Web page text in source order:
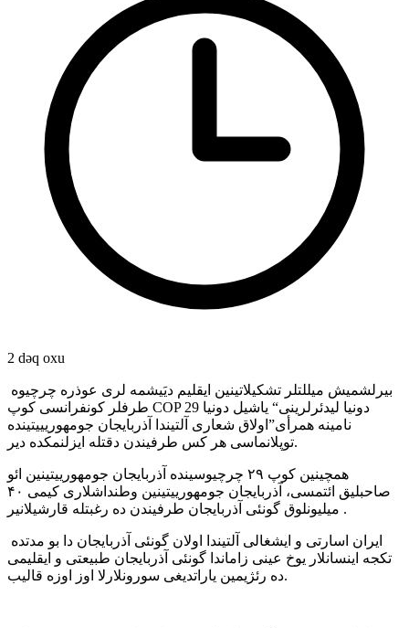
2 dəq oxu
طرفلر کونفرانسی کوپ COP 29 دونیا لیدئرلرینی“ یاشیل دونیا
نامینه همرأی”اولاق شعاری آلتیندا آذربایجان جومهوریییتینده
توپلانماسی هر کس طرفیندن دقتله ایزلنمکدهدیر.
همچینین کوپ ۲۹ چرچیوسینده آذربایجان جومهورییتینین ائو
صاحبلیق ائتمسی، آذربایجان جومهورییتینین وطنداشلاری کیمی ۴۰
میلیونلوق گونئی آذربایجان طرفیندن ده رغبتله قارشیلانیر .
تکجه اینسانلار یوخ عینی زاماندا گونئی آذربایجان طبیعتی و ایقلیمی
ده رئژیمین یاراتدیغی سورونلارلا اوز اوزه قالیب.